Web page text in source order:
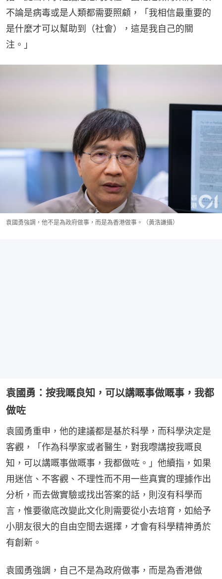
不論是病毒或是人類都需要照顧，「我相信最重要的
是什麼才可以幫助到（社會），這是我自己的關
注。」
袁國勇強調，他不是為政府做事，而是為香港做事。（黃浩謙攝）
袁國勇：按我嘅良知，可以講嘅事做嘅事，我都
做咗
袁國勇重申，他的建議都是基於科學，而科學決定是
客觀，「作為科學家或者醫生，對我嚟講按我嘅良
知，可以講嘅事做嘅事，我都做咗。」他續指，如果
用迷信、不客觀、不理性而不用一些真實的理據作出
分析，而去做實驗或找出答案的話，則沒有科學而
言，惟要徹底改變此文化則需要從小去培育，如給予
小朋友很大的自由空間去選擇，才會有科學精神勇於
有創新。
袁國勇強調，自己不是為政府做事，而是為香港做